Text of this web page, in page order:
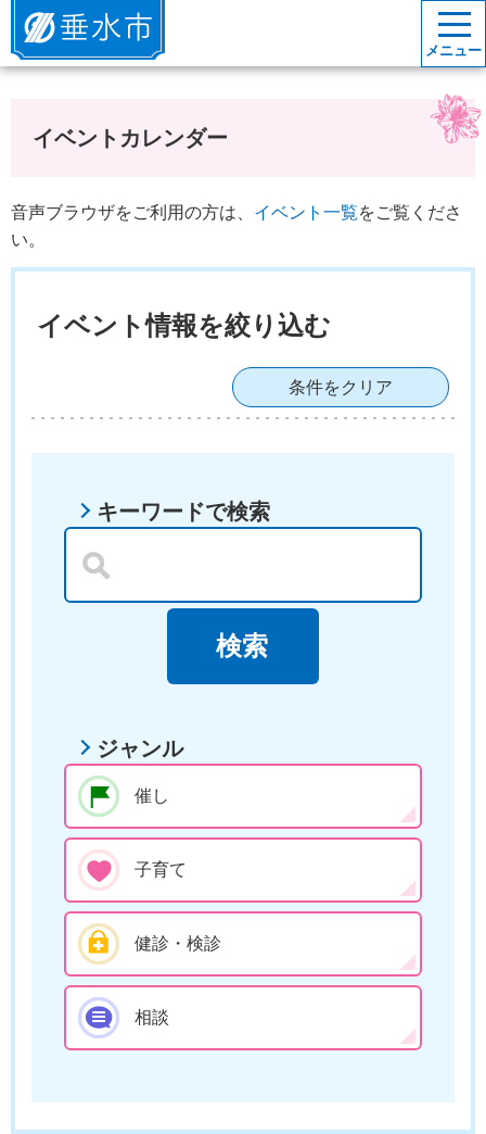
垂水市
メニュー
イベントカレンダー
音声ブラウザをご利用の方は、 イベント一覧をご覧くださ
い。
イベント情報を絞り込む
条件をクリア
キーワードで検索
ジャンル
催し
子育て
健診・検診
相談